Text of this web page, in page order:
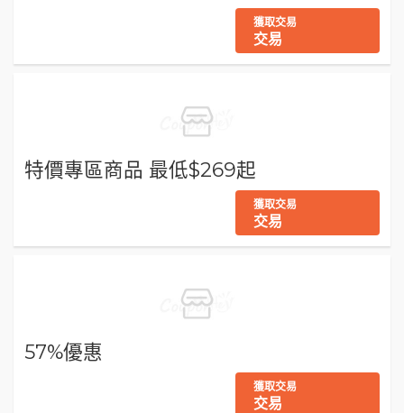
獲取交易
交易
特價專區商品 最低$269起
獲取交易
交易
57%優惠
獲取交易
交易